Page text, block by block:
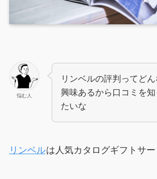
悩む人
リンベルの評判ってどん
興味あるから口コミを知
たいな
リンベルは人気カタログギフトサー